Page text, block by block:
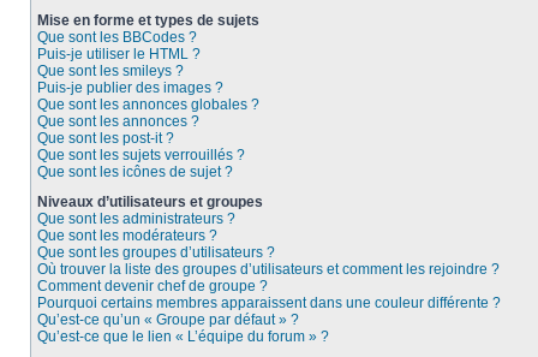
Mise en forme et types de sujets
Que sont les BBCodes ?
Puis-je utiliser le HTML ?
Que sont les smileys ?
Puis-je publier des images ?
Que sont les annonces globales ?
Que sont les annonces ?
Que sont les post-it ?
Que sont les sujets verrouillés ?
Que sont les icônes de sujet ?
Niveaux d’utilisateurs et groupes
Que sont les administrateurs ?
Que sont les modérateurs ?
Que sont les groupes d’utilisateurs ?
Où trouver la liste des groupes d’utilisateurs et comment les rejoindre ?
Comment devenir chef de groupe ?
Pourquoi certains membres apparaissent dans une couleur différente ?
Qu’est-ce qu’un « Groupe par défaut » ?
Qu’est-ce que le lien « L’équipe du forum » ?